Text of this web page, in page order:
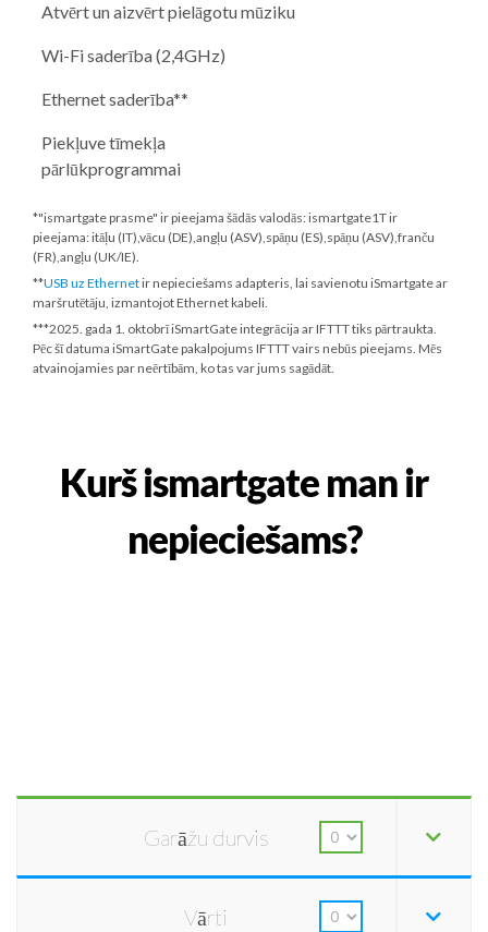
Atvērt un aizvērt pielāgotu mūziku
Wi-Fi saderība (2,4GHz)
Ethernet saderība**
Piekļuve tīmekļa
pārlūkprogrammai
*"ismartgate prasme" ir pieejama šādās valodās: ismartgate1T ir
pieejama: itāļu (IT),vācu (DE),angļu (ASV),spāņu (ES),spāņu (ASV),franču
(FR),angļu (UK/IE).
**USB uz Ethernetir nepieciešams adapteris, lai savienotu iSmartgate ar
maršrutētāju, izmantojot Ethernet kabeli.
***2025. gada 1. oktobrīiSmartGate integrācija ar IFTTT tiks pārtraukta.
Pēc šī datuma iSmartGate pakalpojums IFTTT vairs nebūs pieejams. Mēs
atvainojamies par neērtībām, ko tas var jums sagādāt.
Kurš ismartgate man ir
nepieciešams?
Garāžu durvis
Vārti